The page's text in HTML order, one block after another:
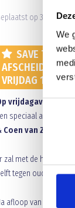
We
op 31 mei
SAVE THE
VRIJDAG 1 JUNI
vrijdagavond 1
speciaal afscheid
Coen van Zutven.
zal met de huidige
tegen oud 1e
afloop van de